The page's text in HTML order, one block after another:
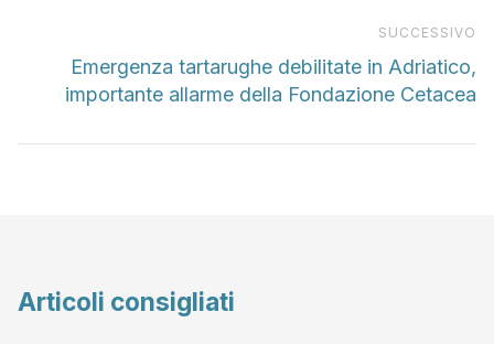
SUCCESSIVO
Emergenza tartarughe debilitate in Adriatico,
importante allarme della Fondazione Cetacea
Articoli consigliati